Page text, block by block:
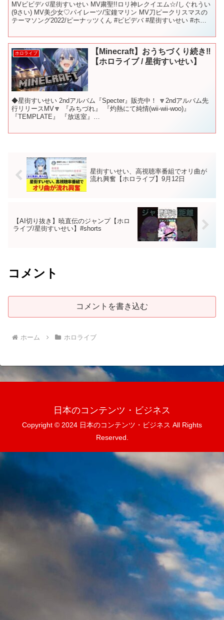
MVビビデバ/星街すいせい MV粛聖!!ロリ神レクイエム☆/しぐれうい
(9さい) MV美少女♡パイレーツ/宝鐘マリン MV刀ピークリスマスの
テーマソング2022/ピーナッツくん #ビビデバ #星街すいせい #ホロ
ホロライブ
【Minecraft】おうちづくり続き‼
【ホロライブ / 星街すいせい】
◆星街すいせい 2ndアルバム『Specter』販売中！ 🔽2ndアルバム先
行リリースMV🔽 『みちづれ』 『灼熱にて純情(wii-wii-woo)』
『TEMPLATE』 『放送室』
星街すいせい、高視聴率番組でオリ曲が
流れ興奮【ホロライブ】9月12日
【AI切り抜き】暁直伝のジャンプ【ホロ
ライブ/星街すいせい】#shorts
コメント
コメントを書き込む
ホーム ホロライブ
日本のコンテンツ・ビジネス
Copyright © 2024 日本のコンテンツ・ビジネス All Rights
Reserved.